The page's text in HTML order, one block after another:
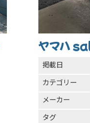
ヤマハ
掲載日
カテゴリー
メーカー
タグ